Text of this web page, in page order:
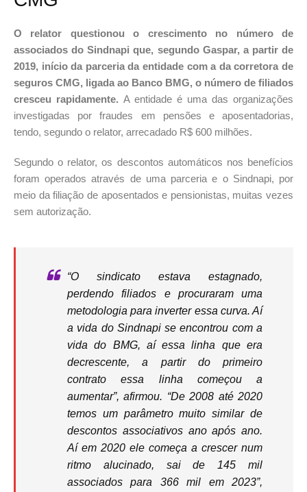
O relator questionou o crescimento no número de
associados do Sindnapi que, segundo Gaspar, a partir de
2019, início da parceria da entidade com a da corretora de
seguros CMG, ligada ao Banco BMG, o número de filiados
cresceu rapidamente. A entidade é uma das organizações
investigadas por fraudes em pensões e aposentadorias,
tendo, segundo o relator, arrecadado R$ 600 milhões.
Segundo o relator, os descontos automáticos nos benefícios
foram operados através de uma parceria e o Sindnapi, por
meio da filiação de aposentados e pensionistas, muitas vezes
sem autorização.
“O sindicato estava estagnado,
perdendo filiados e procuraram uma
metodologia para inverter essa curva. Aí
a vida do Sindnapi se encontrou com a
vida do BMG, aí essa linha que era
decrescente, a partir do primeiro
contrato essa linha começou a
aumentar”, afirmou. “De 2008 até 2020
temos um parâmetro muito similar de
descontos associativos ano após ano.
Aí em 2020 ele começa a crescer num
ritmo alucinado, sai de 145 mil
associados para 366 mil em 2023”,